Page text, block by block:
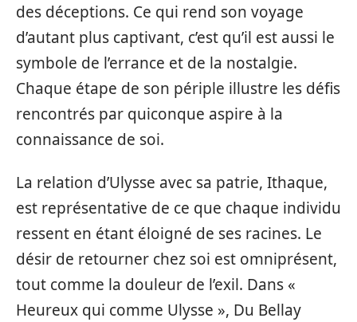
des déceptions. Ce qui rend son voyage
d’autant plus captivant, c’est qu’il est aussi le
symbole de l’errance et de la nostalgie.
Chaque étape de son périple illustre les défis
rencontrés par quiconque aspire à la
connaissance de soi.
La relation d’Ulysse avec sa patrie, Ithaque,
est représentative de ce que chaque individu
ressent en étant éloigné de ses racines. Le
désir de retourner chez soi est omniprésent,
tout comme la douleur de l’exil. Dans «
Heureux qui comme Ulysse », Du Bellay